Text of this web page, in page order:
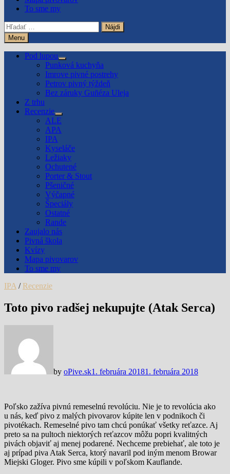
To sme my
Hľadať:
Menu
Pod lupou
Show
sub
menu
Punková kuchyňa
Imrove pivné postrehy
Petrov pivný týždeň
Bez záruky Guñéza Uleja
Z trhu
Recenzie
Show
sub
menu
ALE
APA
IPA
Kyseláče
Ležiaky
Ochutené
Porter & Stout
Pšeničné
Výčapné
Špeciály
Ostatné
Rande
Zaujalo nás
Pivná škola
Kvízy
Mapa pivovarov
To sme my
IPA / Recenzie
Toto pivo radšej nekupujte (Atak Serca)
by oPive.sk1. februára 20181. februára 2018
Poľsko zažíva pivnú remeselnú revolúciu. Nie je to revolúcia ako
u nás, keď pivo z malých pivovarov kúpite len v podnikoch či
pivotékach. Remeselné pivo tam chcú ponúkať všetky reťazce. Aj
preto sa na pultoch niektorých reťazcov môžu popri kvalitných
pivách objaviť aj menej podarené. Nechceme prebiehať, ale toto je
aj prípad piva Atak Serca, ktorý navaril pod iným menom Browar
Miejski Gloger. Pivo sme kúpili v poľskom Kauflande.